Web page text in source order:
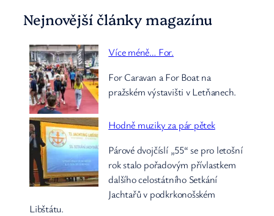
Nejnovější články magazínu
Více méně… For.
For Caravan a For Boat na
pražském výstavišti v Letňanech.
Hodně muziky za pár pětek
Párové dvojčíslí „55“ se pro letošní
rok stalo pořadovým přívlastkem
dalšího celostátního Setkání
Jachtařů v podkrkonošském
Libštátu.